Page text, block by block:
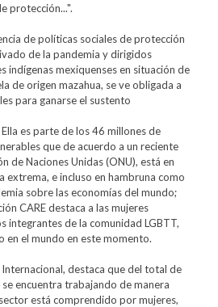
protección...".
de políticas sociales de protección
de la pandemia y dirigidos
indígenas mexiquenses en situación de
de origen mazahua, se ve obligada a
para ganarse el sustento
es parte de los 46 millones de
que de acuerdo a un reciente
de Naciones Unidas (ONU), está en
extrema, e incluso en hambruna como
sobre las economías del mundo;
CARE destaca a las mujeres
integrantes de la comunidad LGBTT,
en el mundo en este momento.
destaca que del total de
encuentra trabajando de manera
está comprendido por mujeres,